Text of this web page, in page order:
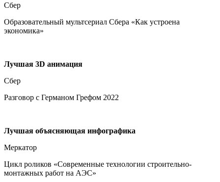
Сбер
Образовательный мультсериал Сбера «Как устроена
экономика»
Лучшая 3D анимация
Сбер
Разговор с Германом Грефом 2022
Лучшая объясняющая инфографика
Меркатор
Цикл роликов «Современные технологии строительно-
монтажных работ на АЭС»